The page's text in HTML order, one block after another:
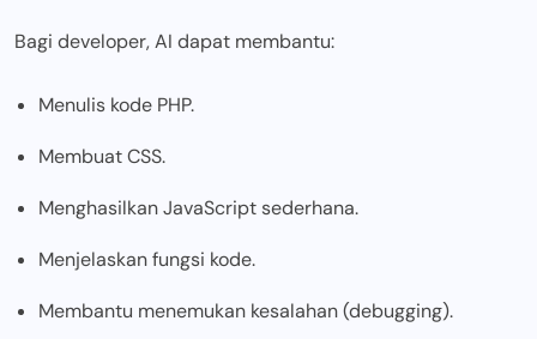
Bagi developer, AI dapat membantu:
Menulis kode PHP.
Membuat CSS.
Menghasilkan JavaScript sederhana.
Menjelaskan fungsi kode.
Membantu menemukan kesalahan (debugging).